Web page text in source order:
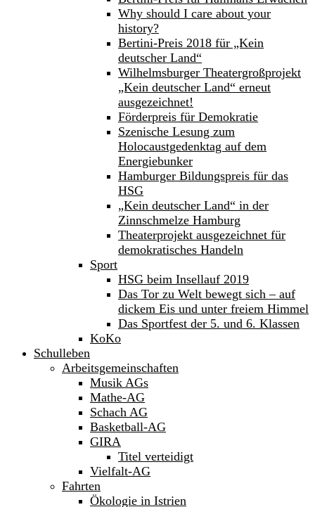
Why should I care about your
history?
Bertini-Preis 2018 für „Kein
deutscher Land“
Wilhelmsburger Theatergroßprojekt
„Kein deutscher Land“ erneut
ausgezeichnet!
Förderpreis für Demokratie
Szenische Lesung zum
Holocaustgedenktag auf dem
Energiebunker
Hamburger Bildungspreis für das
HSG
„Kein deutscher Land“ in der
Zinnschmelze Hamburg
Theaterprojekt ausgezeichnet für
demokratisches Handeln
Sport
HSG beim Insellauf 2019
Das Tor zu Welt bewegt sich – auf
dickem Eis und unter freiem Himmel
Das Sportfest der 5. und 6. Klassen
KoKo
Schulleben
Arbeitsgemeinschaften
Musik AGs
Mathe-AG
Schach AG
Basketball-AG
GIRA
Titel verteidigt
Vielfalt-AG
Fahrten
Ökologie in Istrien